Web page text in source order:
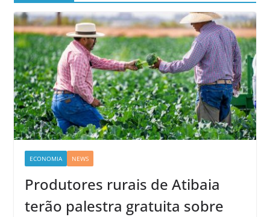
ECONOMIA NEWS
Produtores rurais de Atibaia
terão palestra gratuita sobre